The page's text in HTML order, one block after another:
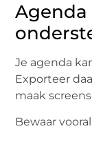
Agenda
Je agenda
Exporteer
maak
Bewaar